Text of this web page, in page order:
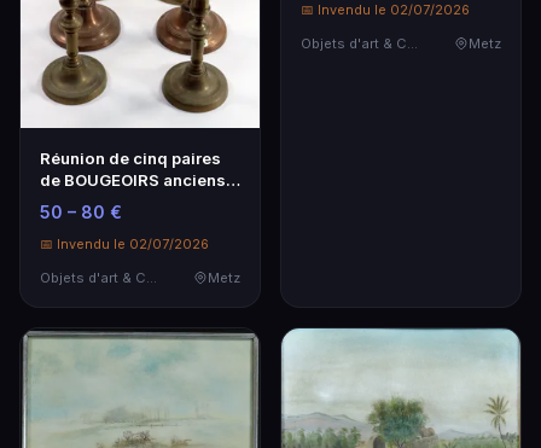
Réunion de cinq paires
de BOUGEOIRS anciens
en cuivre et lai…
50 – 80 €
📅 Invendu le 02/07/2026
Metz
📅 Invendu le 02/07/2026
Objets d'art & Curiosités
Metz